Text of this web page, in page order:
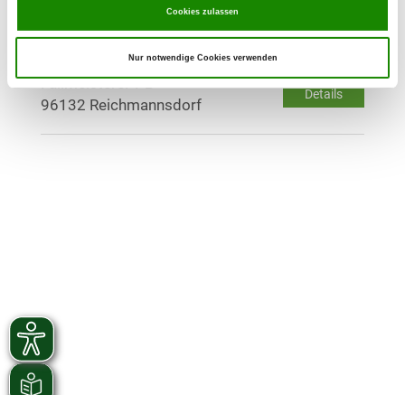
Cookies zulassen
Nur notwendige Cookies verwenden
OG - Reichmannsdorf
Details
Fallmeisterei 1 B
96132 Reichmannsdorf